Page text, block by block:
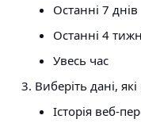
Останні 7 днів
Останні 4
Увесь час
Виберіть дані,
Історія веб-